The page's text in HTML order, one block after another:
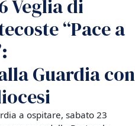
Veglia di
“Pace a
Guardia con
a ospitare, sabato 23